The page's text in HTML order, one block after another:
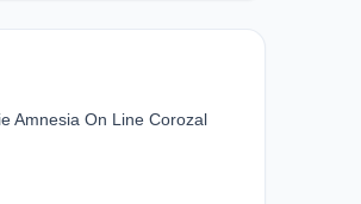
Amnesia On Line Corozal